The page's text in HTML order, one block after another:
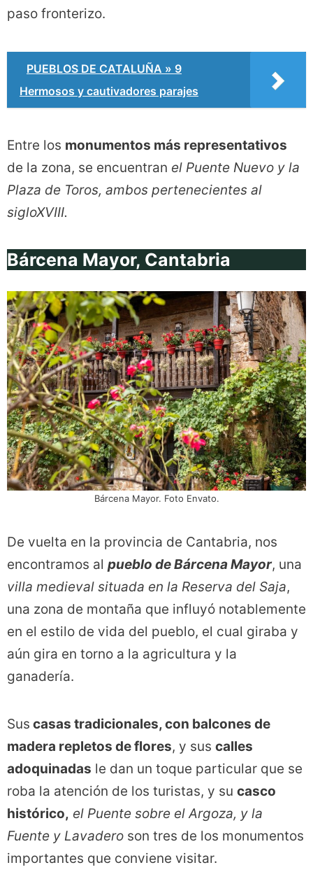
paso fronterizo.
PUEBLOS DE CATALUÑA » 9
Hermosos y cautivadores parajes
Entre los monumentos más representativos
de la zona, se encuentran el Puente Nuevo y la
Plaza de Toros, ambos pertenecientes al
sigloXVIII.
Bárcena Mayor, Cantabria
Bárcena Mayor. Foto Envato.
De vuelta en la provincia de Cantabria, nos
encontramos al pueblo de Bárcena Mayor, una
villa medieval situada en la Reserva del Saja,
una zona de montaña que influyó notablemente
en el estilo de vida del pueblo, el cual giraba y
aún gira en torno a la agricultura y la
ganadería.
Sus casas tradicionales, con balcones de
madera repletos de flores, y sus calles
adoquinadas le dan un toque particular que se
roba la atención de los turistas, y su casco
histórico, el Puente sobre el Argoza, y la
Fuente y Lavadero son tres de los monumentos
importantes que conviene visitar.